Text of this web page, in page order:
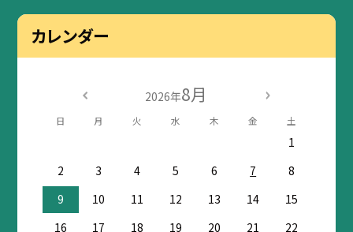
カレンダー
2026年8月
日 月 火 水 木 金 土
1
2
3 4 5 6 7
8
9
10 11 12 13 14
15
16
17 18 19 20 21
22